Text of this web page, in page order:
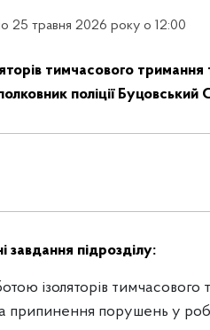
25 травня 2026 року о 12:00
тимчасового тримання
поліції
завдання підрозділу:
ізоляторів
припинення порушень у